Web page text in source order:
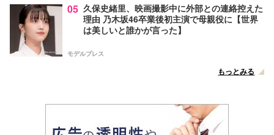
05 久保史緒里、映画撮影中に外部との連絡控えた
理由 乃木坂46卒業後初主演で母親役に【世界
は美しいと誰かが言った】
モデルプレス
もっとみる